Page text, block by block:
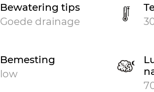
Bewatering tips
Goede drainage
Bemesting
low